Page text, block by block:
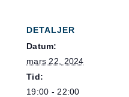
DETALJER
Datum:
mars 22, 2024
Tid:
19:00 - 22:00